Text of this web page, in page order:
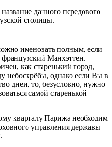
данного передового
столицы.
именовать полным, если
Манхэттен.
как старенький город,
небоскрёбы, однако если Вы в
дней, то, безусловно, нужно
самой старенькой
кварталу Парижа необходим
управления державы